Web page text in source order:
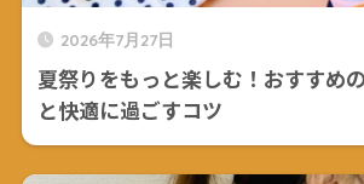
2026年7月27日
夏祭りをもっと楽しむ！おすすめ
と快適に過ごすコツ